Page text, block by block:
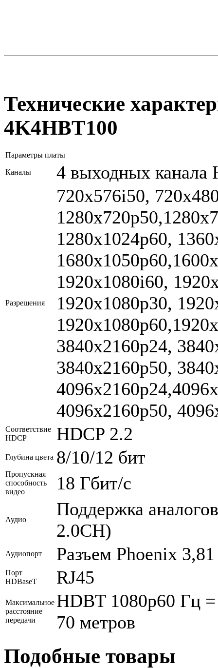
Технические
4K4HBT100
Параметры платы
Каналы 4 выходных канала
Разрешения
720x576i50,
1280x1024p60,
1920x1080i60,
1920x1080p30,
3840x2160p24,
3840x2160p50,
4096x2160p50,
Соответствие
HDCP
HDCP 2.2
Глубина цвета 8/10/12 бит
Пропускная
способность
видео
18 Гбит/с
Аудио
Поддержка
2.0CH)
Аудиопорт Разъем Phoenix
Порт
HDBaseT
RJ45
Максимальное
расстояние
передачи
HDBT 1080p60 Гц
70 метров
Подобные товары